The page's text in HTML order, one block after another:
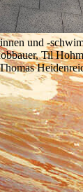
und -
Til